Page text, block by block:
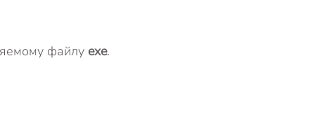
файлу exe.